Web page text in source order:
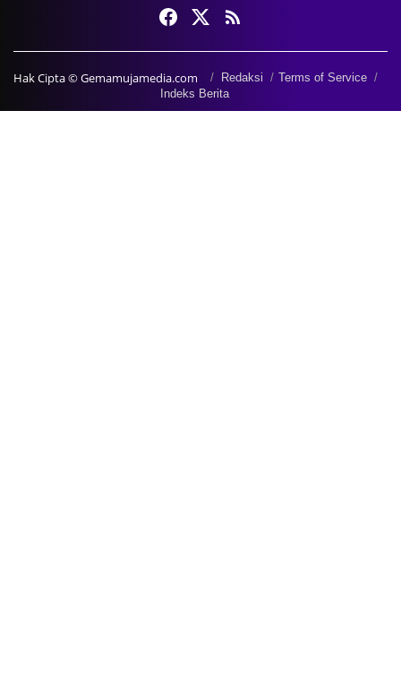
Hak Cipta © Gemamujamedia.com Redaksi
Terms of Service
Indeks Berita